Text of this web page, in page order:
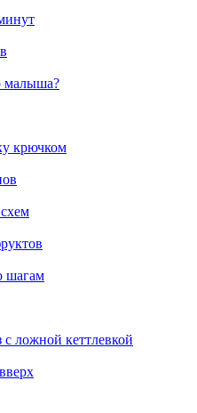
малыша?
крючком
шагам
ложной кеттлевкой